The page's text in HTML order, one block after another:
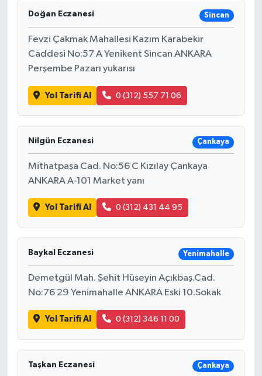
Doğan Eczanesi Sincan
Fevzi Çakmak Mahallesi Kazım Karabekir
Caddesi No:57 A Yenikent Sincan ANKARA
Perşembe Pazarı yukarısı
Yol Tarifi Al 0 (312) 557 71 06
Nilgün Eczanesi Çankaya
Mithatpaşa Cad. No:56 C Kızılay Çankaya
ANKARA A-101 Market yanı
Yol Tarifi Al 0 (312) 431 44 95
Baykal Eczanesi Yenimahalle
Demetgül Mah. Şehit Hüseyin Açıkbaş.Cad.
No:76 29 Yenimahalle ANKARA Eski 10.Sokak
Yol Tarifi Al 0 (312) 346 11 00
Taşkan Eczanesi Çankaya